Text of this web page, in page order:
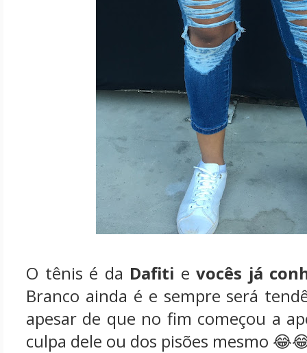
O tênis é da Dafiti e vocês já
Branco ainda é e sempre será
apesar de que no fim começou a
culpa dele ou dos pisões mesmo